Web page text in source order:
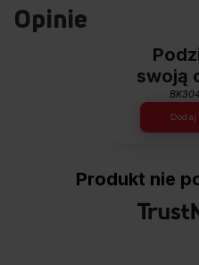
Opinie
swoją
Produkt nie